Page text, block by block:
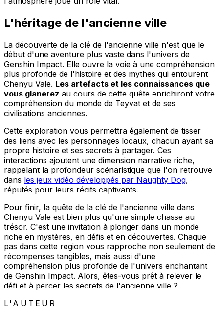
L'héritage de l'ancienne ville
La découverte de la clé de l'ancienne ville n'est que le
début d'une aventure plus vaste dans l'univers de
Genshin Impact. Elle ouvre la voie à une compréhension
plus profonde de l'histoire et des mythes qui entourent
Chenyu Vale. Les artefacts et les connaissances que
vous glanerez au cours de cette quête enrichiront votre
compréhension du monde de Teyvat et de ses
civilisations anciennes.
Cette exploration vous permettra également de tisser
des liens avec les personnages locaux, chacun ayant sa
propre histoire et ses secrets à partager. Ces
interactions ajoutent une dimension narrative riche,
rappelant la profondeur scénaristique que l'on retrouve
dans les jeux vidéo développés par Naughty Dog,
réputés pour leurs récits captivants.
Pour finir, la quête de la clé de l'ancienne ville dans
Chenyu Vale est bien plus qu'une simple chasse au
trésor. C'est une invitation à plonger dans un monde
riche en mystères, en défis et en découvertes. Chaque
pas dans cette région vous rapproche non seulement de
récompenses tangibles, mais aussi d'une
compréhension plus profonde de l'univers enchantant
de Genshin Impact. Alors, êtes-vous prêt à relever le
défi et à percer les secrets de l'ancienne ville ?
L'AUTEUR